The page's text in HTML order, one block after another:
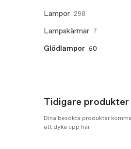
Lampor 298
Lampskärmar 7
Glödlampor 50
Tidigare produkter
Dina besökta produkter
att dyka upp här.